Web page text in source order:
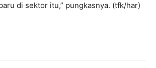
di sektor itu,” pungkasnya. (tfk/har)